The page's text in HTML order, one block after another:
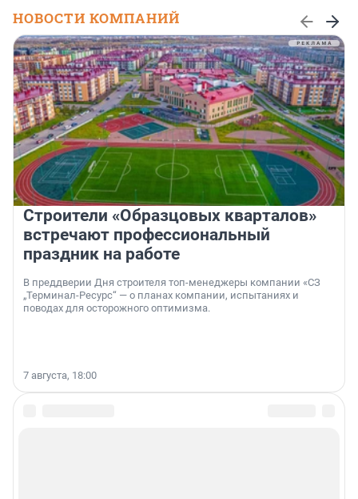
НОВОСТИ КОМПАНИЙ
Строители «Образцовых кварталов»
встречают профессиональный
праздник на работе
В преддверии Дня строителя топ-менеджеры компании «СЗ
„Терминал-Ресурс“ — о планах компании, испытаниях и
поводах для осторожного оптимизма.
7 августа, 18:00